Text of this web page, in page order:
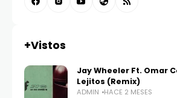
+Vistos
Jay Wheeler Ft. Omar
Lejitos (Remix)
ADMIN HACE 2 MESES